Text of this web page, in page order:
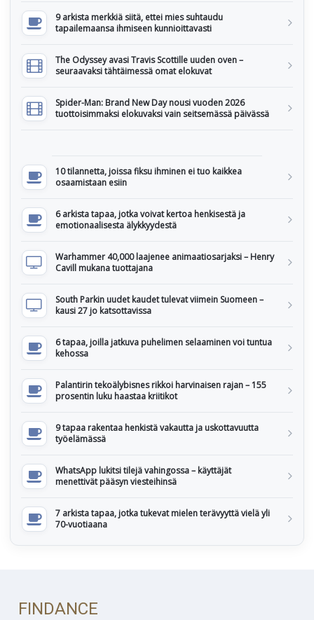
9 arkista merkkiä siitä, ettei mies suhtaudu
tapailemaansa ihmiseen kunnioittavasti
The Odyssey avasi Travis Scottille uuden oven –
seuraavaksi tähtäimessä omat elokuvat
Spider-Man: Brand New Day nousi vuoden 2026
tuottoisimmaksi elokuvaksi vain seitsemässä päivässä
10 tilannetta, joissa fiksu ihminen ei tuo kaikkea
osaamistaan esiin
6 arkista tapaa, jotka voivat kertoa henkisestä ja
emotionaalisesta älykkyydestä
Warhammer 40,000 laajenee animaatiosarjaksi – Henry
Cavill mukana tuottajana
South Parkin uudet kaudet tulevat viimein Suomeen –
kausi 27 jo katsottavissa
6 tapaa, joilla jatkuva puhelimen selaaminen voi tuntua
kehossa
Palantirin tekoälybisnes rikkoi harvinaisen rajan – 155
prosentin luku haastaa kriitikot
9 tapaa rakentaa henkistä vakautta ja uskottavuutta
työelämässä
WhatsApp lukitsi tilejä vahingossa – käyttäjät
menettivät pääsyn viesteihinsä
7 arkista tapaa, jotka tukevat mielen terävyyttä vielä yli
70-vuotiaana
FINDANCE